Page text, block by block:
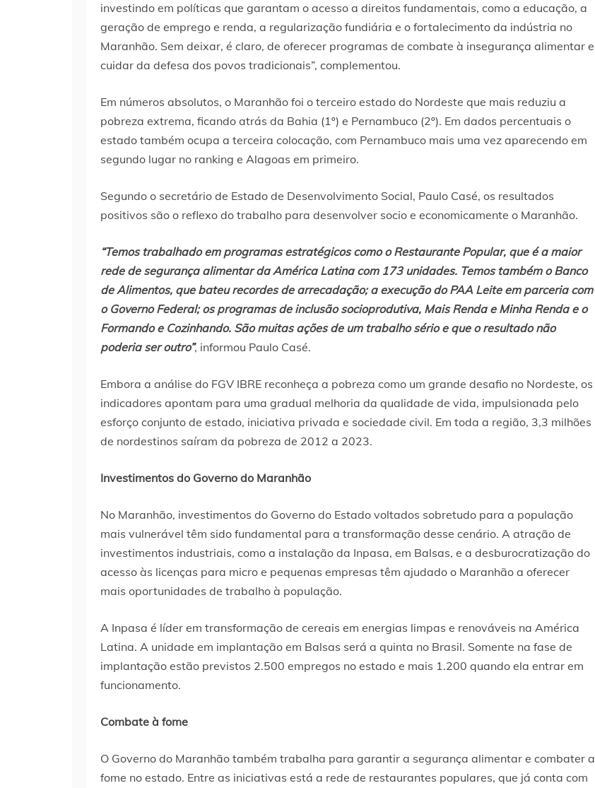
investindo em políticas que garantam o acesso a direitos fundamentais, como a educação, a
geração de emprego e renda, a regularização fundiária e o fortalecimento da indústria no
Maranhão. Sem deixar, é claro, de oferecer programas de combate à insegurança alimentar e
cuidar da defesa dos povos tradicionais”, complementou.
Em números absolutos, o Maranhão foi o terceiro estado do Nordeste que mais reduziu a
pobreza extrema, ficando atrás da Bahia (1º) e Pernambuco (2º). Em dados percentuais o
estado também ocupa a terceira colocação, com Pernambuco mais uma vez aparecendo em
segundo lugar no ranking e Alagoas em primeiro.
Segundo o secretário de Estado de Desenvolvimento Social, Paulo Casé, os resultados
positivos são o reflexo do trabalho para desenvolver socio e economicamente o Maranhão.
“Temos trabalhado em programas estratégicos como o Restaurante Popular, que é a maior
rede de segurança alimentar da América Latina com 173 unidades. Temos também o Banco
de Alimentos, que bateu recordes de arrecadação; a execução do PAA Leite em parceria com
o Governo Federal; os programas de inclusão socioprodutiva, Mais Renda e Minha Renda e o
Formando e Cozinhando. São muitas ações de um trabalho sério e que o resultado não
poderia ser outro”, informou Paulo Casé.
Embora a análise do FGV IBRE reconheça a pobreza como um grande desafio no Nordeste, os
indicadores apontam para uma gradual melhoria da qualidade de vida, impulsionada pelo
esforço conjunto de estado, iniciativa privada e sociedade civil. Em toda a região, 3,3 milhões
de nordestinos saíram da pobreza de 2012 a 2023.
Investimentos do Governo do Maranhão
No Maranhão, investimentos do Governo do Estado voltados sobretudo para a população
mais vulnerável têm sido fundamental para a transformação desse cenário. A atração de
investimentos industriais, como a instalação da Inpasa, em Balsas, e a desburocratização do
acesso às licenças para micro e pequenas empresas têm ajudado o Maranhão a oferecer
mais oportunidades de trabalho à população.
A Inpasa é líder em transformação de cereais em energias limpas e renováveis na América
Latina. A unidade em implantação em Balsas será a quinta no Brasil. Somente na fase de
implantação estão previstos 2.500 empregos no estado e mais 1.200 quando ela entrar em
funcionamento.
Combate à fome
O Governo do Maranhão também trabalha para garantir a segurança alimentar e combater a
fome no estado. Entre as iniciativas está a rede de restaurantes populares, que já conta com